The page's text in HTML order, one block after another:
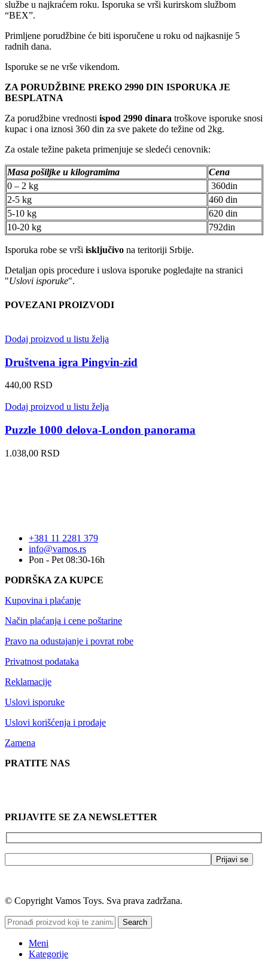
službe u najkraćem roku. Isporuka se vrši kurirskom službom
“BEX”.
Primljene porudžbine će biti isporučene u roku od najkasnije 5
radnih dana.
Isporuke se ne vrše vikendom.
ZA PORUDŽBINE PREKO 2990 DIN ISPORUKA JE
BESPLATNA
Za porudžbine vrednosti ispod 2990 dinara troškove isporuke snosi
kupac i ona iznosi 360 din za sve pakete do težine od 2kg.
Za ostale težine paketa primenjuje se sledeći cenovnik:
Masa pošiljke u kilogramima
Cena
0 – 2 kg
360din
2-5 kg
460 din
5-10 kg
620 din
10-20 kg
792din
Isporuka robe se vrši isključivo na teritoriji Srbije.
Detaljan opis procedure i uslova isporuke pogledajte na stranici
"Uslovi isporuke".
POVEZANI PROIZVODI
Dodaj proizvod u listu želja
Društvena igra Pingvin-zid
440,00 RSD
Dodaj proizvod u listu želja
Puzzle 1000 delova-London panorama
1.038,00 RSD
+381 11 2281 379
info@vamos.rs
Pon - Pet 08:30-16h
PODRŠKA ZA KUPCE
Kupovina i plaćanje
Način plaćanja i cene poštarine
Pravo na odustajanje i povrat robe
Privatnost podataka
Reklamacije
Uslovi isporuke
Uslovi korišćenja i prodaje
Zamena
PRATITE NAS
PRIJAVITE SE ZA NEWSLETTER
© Copyright Vamos Toys. Sva prava zadržana.
Search
Meni
Kategorije